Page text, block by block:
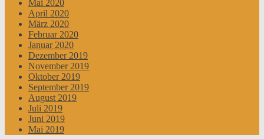
Mai 2020
April 2020
März 2020
Februar 2020
Januar 2020
Dezember 2019
November 2019
Oktober 2019
September 2019
August 2019
Juli 2019
Juni 2019
Mai 2019